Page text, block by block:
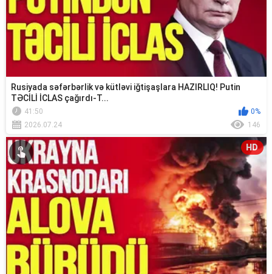
Rusiyada səfərbərlik və kütləvi iğtişaşlara HAZIRLIQ! Putin
TƏCİLİ İCLAS çağırdı-T...
41:50
0%
2026.07.24
146
HD